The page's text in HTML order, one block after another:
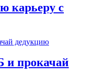
карьеру с
и прокачай